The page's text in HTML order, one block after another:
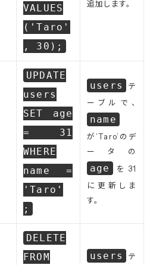
VALUES
('Taro'
, 30);
追加します。
UPDATE
users
SET age
= 31
WHERE
name =
'Taro'
;
users
テ
ーブルで、
name
が’Taro’のデ
ータの
age
を31
に更新しま
す。
DELETE
FROM
users
テ